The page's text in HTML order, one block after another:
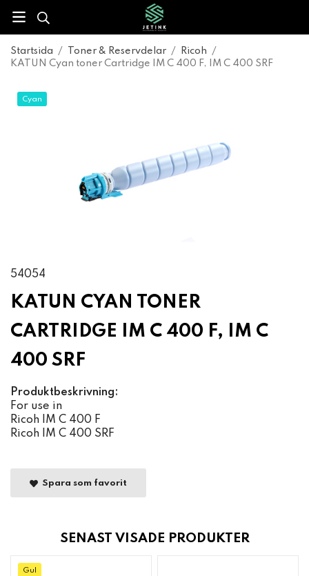
Startsida / Toner & Reservdelar / Ricoh
/
KATUN Cyan toner Cartridge IM C 400 F, IM C 400 SRF
Cyan
54054
KATUN CYAN TONER
CARTRIDGE IM C 400 F, IM C
400 SRF
Produktbeskrivning:
For use in
Ricoh IM C 400 F
Ricoh IM C 400 SRF
Spara som favorit
SENAST VISADE PRODUKTER
Gul